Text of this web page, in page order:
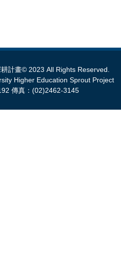
計畫© 2023 All Rights Reserved.
Higher Education Sprout Project
傳真：(02)2462-3145